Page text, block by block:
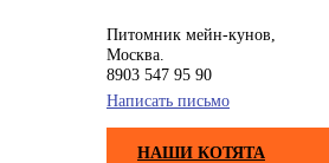
Питомник мейн-кунов,
Москва.
8903 547 95 90
Написать письмо
НАШИ КОТЯТА